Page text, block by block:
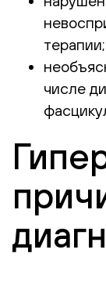
терапии;
числе